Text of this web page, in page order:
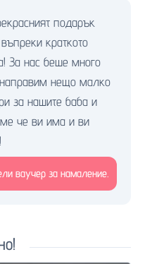
подарък
краткото
За нас беше много
нещо малко
за нашите баба и
че ви има и ви
ваучер за намаление.